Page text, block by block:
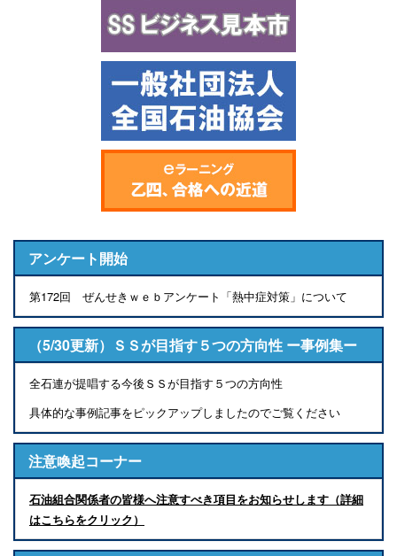
アンケート開始
第172回 ぜんせきｗｅｂアンケート「熱中症対策」について
（5/30更新）ＳＳが目指す５つの方向性 ー事例集ー
全石連が提唱する今後ＳＳが目指す５つの方向性
具体的な事例記事をピックアップしましたのでご覧ください
注意喚起コーナー
石油組合関係者の皆様へ注意すべき項目をお知らせします（詳細
はこちらをクリック）